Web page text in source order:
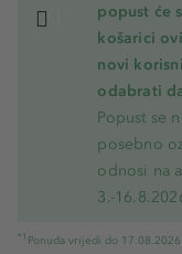
popust će
košarici
novi
odabrati
Popust se
posebno
odnosi na
3.-
*1 Ponuda vrijedi do 17.08.2026